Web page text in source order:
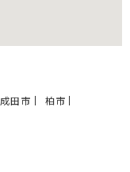
成田市
柏市